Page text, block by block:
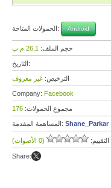
الحمولات المتاحة: Android
حجم الملف: 26,1 م.ب
التاريخ:
الترخيص: غير معروف
Company: Facebook
مجموع الحمولات: 176
المساهمة المقدمة: Shane_Parkar
التقييم: (0 الأصوات)
Share: